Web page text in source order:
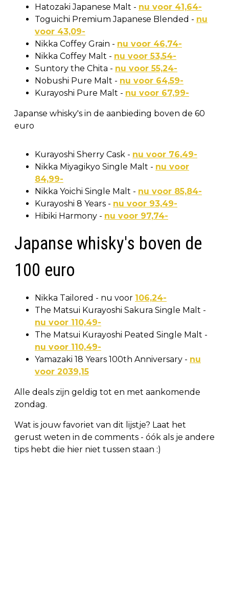
Hatozaki Japanese Malt - nu voor 41,64-
Toguichi Premium Japanese Blended - nu
voor 43,09-
Nikka Coffey Grain - nu voor 46,74-
Nikka Coffey Malt - nu voor 53,54-
Suntory the Chita - nu voor 55,24-
Nobushi Pure Malt - nu voor 64,59-
Kurayoshi Pure Malt - nu voor 67,99-
Japanse whisky's in de aanbieding boven de 60
euro
Kurayoshi Sherry Cask - nu voor 76,49-
Nikka Miyagikyo Single Malt - nu voor
84,99-
Nikka Yoichi Single Malt - nu voor 85,84-
Kurayoshi 8 Years - nu voor 93,49-
Hibiki Harmony - nu voor 97,74-
Japanse whisky's boven de
100 euro
Nikka Tailored - nu voor 106,24-
The Matsui Kurayoshi Sakura Single Malt -
nu voor 110,49-
The Matsui Kurayoshi Peated Single Malt -
nu voor 110,49-
Yamazaki 18 Years 100th Anniversary - nu
voor 2039,15
Alle deals zijn geldig tot en met aankomende
zondag.
Wat is jouw favoriet van dit lijstje? Laat het
gerust weten in de comments - óók als je andere
tips hebt die hier niet tussen staan :)